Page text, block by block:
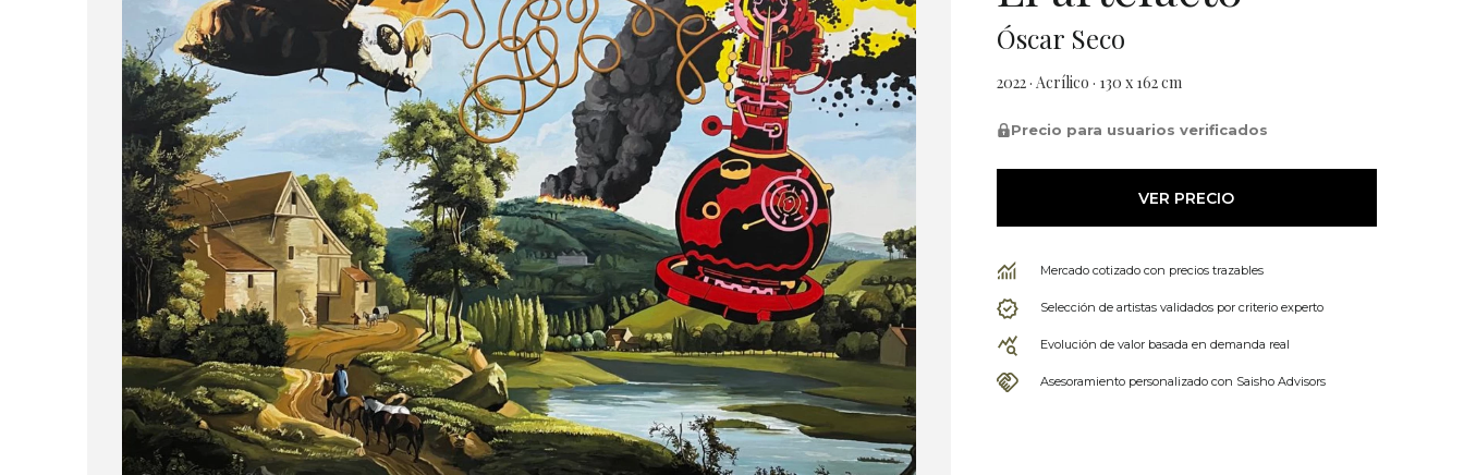
Óscar Seco
2022 · Acrílico · 130 x 162 cm
Precio para usuarios verificados
VER PRECIO
Mercado cotizado con precios trazables
Selección de artistas validados por criterio experto
Evolución de valor basada en demanda real
Asesoramiento personalizado con Saisho Advisors